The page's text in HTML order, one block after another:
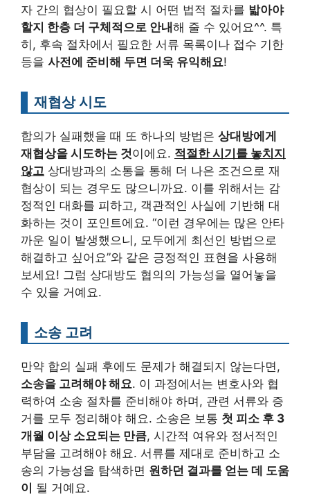
자 간의 협상이 필요할 시 어떤 법적 절차를 밟아야
할지 한층 더 구체적으로 안내해 줄 수 있어요^^. 특
히, 후속 절차에서 필요한 서류 목록이나 접수 기한
등을 사전에 준비해 두면 더욱 유익해요!
재협상 시도
합의가 실패했을 때 또 하나의 방법은 상대방에게
재협상을 시도하는 것이에요. 적절한 시기를 놓치지
않고 상대방과의 소통을 통해 더 나은 조건으로 재
협상이 되는 경우도 많으니까요. 이를 위해서는 감
정적인 대화를 피하고, 객관적인 사실에 기반해 대
화하는 것이 포인트에요. “이런 경우에는 많은 안타
까운 일이 발생했으니, 모두에게 최선인 방법으로
해결하고 싶어요”와 같은 긍정적인 표현을 사용해
보세요! 그럼 상대방도 협의의 가능성을 열어놓을
수 있을 거예요.
소송 고려
만약 합의 실패 후에도 문제가 해결되지 않는다면,
소송을 고려해야 해요. 이 과정에서는 변호사와 협
력하여 소송 절차를 준비해야 하며, 관련 서류와 증
거를 모두 정리해야 해요. 소송은 보통 첫 피소 후 3
개월 이상 소요되는 만큼, 시간적 여유와 정서적인
부담을 고려해야 해요. 서류를 제대로 준비하고 소
송의 가능성을 탐색하면 원하던 결과를 얻는 데 도움
이 될 거예요.